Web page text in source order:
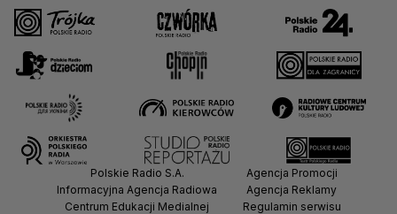
Polskie Radio S.A.
Informacyjna Agencja Radiowa
Centrum Edukacji Medialnej
Agencja Promocji
Agencja Reklamy
Regulamin serwisu